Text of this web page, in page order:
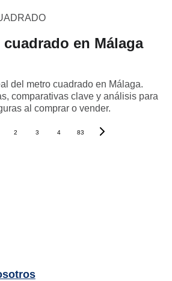
en Málaga
del metro cuadrado en Málaga.
comparativas clave y análisis para
al comprar o vender.
2 3 4 83